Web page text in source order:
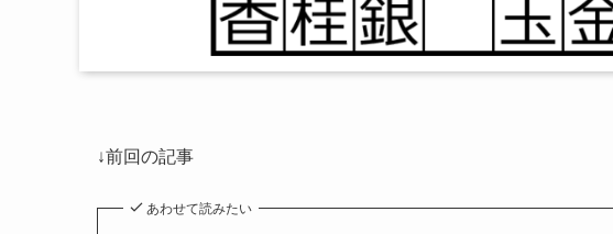
↓前回の記事
あわせて読みたい